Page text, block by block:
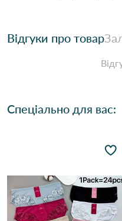
Відгуки про товар
Спеціально для вас: